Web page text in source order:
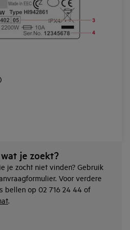
je zoekt?
je zocht niet vinden? Gebruik
Voor verdere
bellen op 02 716 24 44 of
.